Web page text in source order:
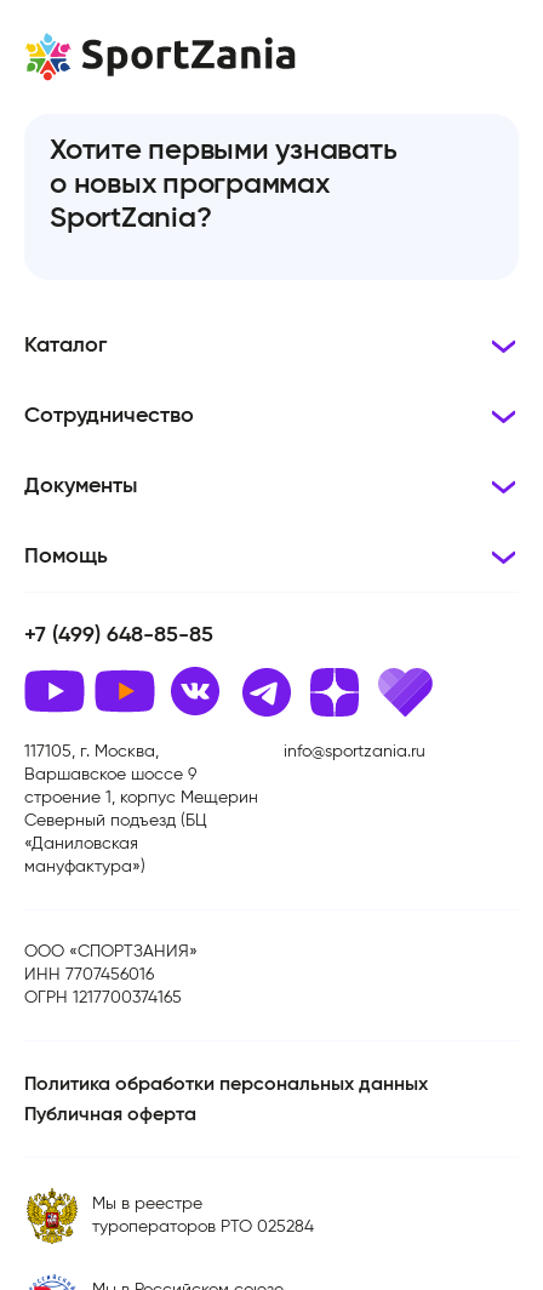
Хотите первыми узнавать
о новых программах
SportZania?
Каталог
Сотрудничество
Документы
Помощь
+7 (499) 648-85-85
117105, г. Москва,
Варшавское шоссе 9
строение 1, корпус Мещерин
Северный подъезд (БЦ
«Даниловская
мануфактура»)
info@sportzania.ru
ООО «СПОРТЗАНИЯ»
ИНН 7707456016
ОГРН 1217700374165
Политика обработки персональных данных
Публичная оферта
Мы в реестре
туроператоров РТО 025284